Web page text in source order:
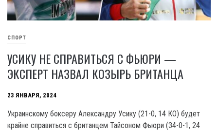
СПОРТ
УСИКУ НЕ СПРАВИТЬСЯ С ФЬЮРИ —
ЭКСПЕРТ НАЗВАЛ КОЗЫРЬ БРИТАНЦА
23 ЯНВАРЯ, 2024
Украинскому боксеру Александру Усику (21-0, 14 КО) будет
крайне справиться с британцем Тайсоном Фьюри (34-0-1, 24